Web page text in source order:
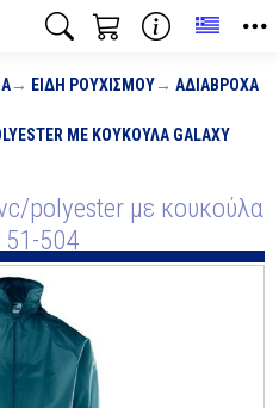
ΕΊΔΗ ΡΟΥΧΙΣΜΟΎ
ΑΔΙΆΒΡΟΧΑ
ΜΕ ΚΟΥΚΟΎΛΑ GALAXY
polyester με κουκούλα
51-504